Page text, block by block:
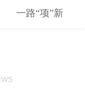
一路“项”新